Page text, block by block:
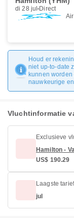
di 28 jul Direct
Houd er
niet up-to-date
kunnen
nauwkeurige
Vluchtinformatie
Exclusieve
Hamilton -
US$ 190.29
Laagste
jul